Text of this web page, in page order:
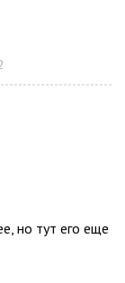
но тут его еще